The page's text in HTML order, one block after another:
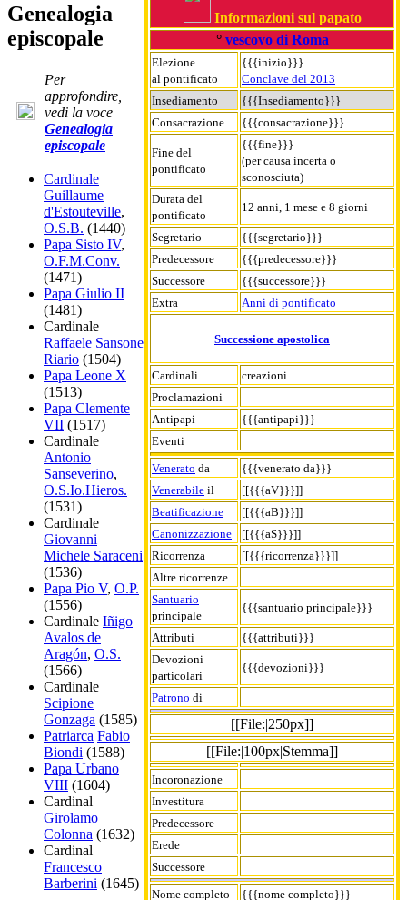
Informazioni sul papato
° vescovo di Roma
Elezione
al pontificato
{{{inizio}}}
Conclave del 2013
Insediamento
{{{Insediamento}}}
Consacrazione
{{{consacrazione}}}
Fine del
pontificato
{{{fine}}}
(per causa incerta o
sconosciuta)
Durata del
pontificato
12 anni, 1 mese e 8 giorni
Segretario
{{{segretario}}}
Predecessore
{{{predecessore}}}
Successore
{{{successore}}}
Extra
Anni di pontificato
Successione apostolica
Cardinali
creazioni
Proclamazioni
Antipapi
{{{antipapi}}}
Eventi
Venerato da
{{{venerato da}}}
Venerabile il
[[{{{aV}}}]]
Beatificazione
[[{{{aB}}}]]
Canonizzazione
[[{{{aS}}}]]
Ricorrenza
[[{{{ricorrenza}}}]]
Altre ricorrenze
Santuario
principale
{{{santuario principale}}}
Attributi
{{{attributi}}}
Devozioni
particolari
{{{devozioni}}}
Patrono di
[[File:|250px]]
[[File:|100px|Stemma]]
Incoronazione
Investitura
Predecessore
Erede
Successore
Nome completo
{{{nome completo}}}
Genealogia
episcopale
Per
approfondire,
vedi la voce
Genealogia
episcopale
Cardinale
Guillaume
d'Estouteville,
O.S.B. (1440)
Papa Sisto IV,
O.F.M.Conv.
(1471)
Papa Giulio II
(1481)
Cardinale
Raffaele Sansone
Riario (1504)
Papa Leone X
(1513)
Papa Clemente
VII (1517)
Cardinale
Antonio
Sanseverino,
O.S.Io.Hieros.
(1531)
Cardinale
Giovanni
Michele Saraceni
(1536)
Papa Pio V, O.P.
(1556)
Cardinale Iñigo
Avalos de
Aragón, O.S.
(1566)
Cardinale
Scipione
Gonzaga (1585)
Patriarca Fabio
Biondi (1588)
Papa Urbano
VIII (1604)
Cardinal
Girolamo
Colonna (1632)
Cardinal
Francesco
Barberini (1645)